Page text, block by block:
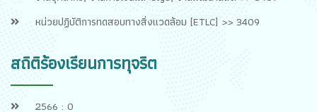
หน่วยปฏิบัติการทดสอบทางสิ่งแวดล้อม [ETLC] >> 3409
สถิติร้องเรียนการทุจริต
2566 : 0